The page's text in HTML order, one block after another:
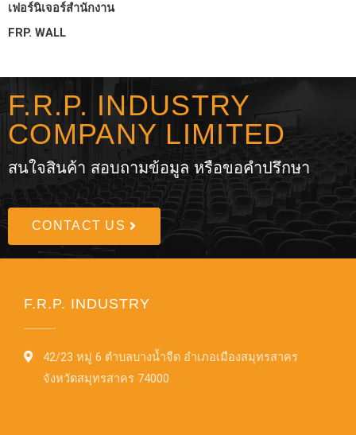
เฟอร์นิเจอร์สำนักงาน
FRP. WALL
F.R.P. INDUSTRY
COMPANY LIMITED
สนใจสินค้า สอบถามข้อมูล หรือขอคำปรึกษา
CONTACT US
F.R.P. INDUSTRY
42/23 หมู่ 6 ตำบลบางน้ำจืด อำเภอเมืองสมุทรสาคร
จังหวัดสมุทรสาคร 74000